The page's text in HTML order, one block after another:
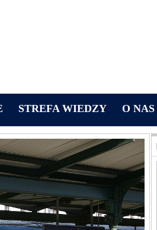
STREFA WIEDZY O NAS